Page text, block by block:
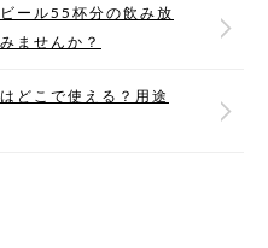
ール55杯分の飲み放
ませんか？
どこで使える？用途